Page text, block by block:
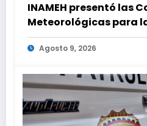
INAMEH presentó las
Meteorológicas para
horas, de este
2026Agosto 9, 2026